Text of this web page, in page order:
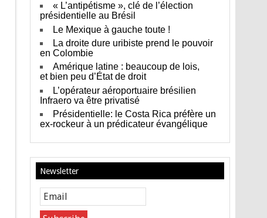
« L’antipétisme », clé de l’élection
présidentielle au Brésil
Le Mexique à gauche toute !
La droite dure uribiste prend le pouvoir
en Colombie
Amérique latine : beaucoup de lois,
et bien peu d’État de droit
L’opérateur aéroportuaire brésilien
Infraero va être privatisé
Présidentielle: le Costa Rica préfère un
ex-rockeur à un prédicateur évangélique
Newsletter